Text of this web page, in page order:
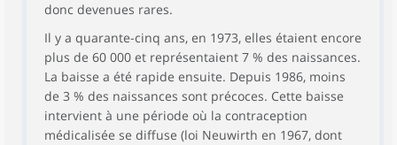
donc devenues rares.
Il y a quarante-cinq ans, en 1973, elles étaient encore
plus de 60 000 et représentaient 7 % des naissances.
La baisse a été rapide ensuite. Depuis 1986, moins
de 3 % des naissances sont précoces. Cette baisse
intervient à une période où la contraception
médicalisée se diffuse (loi Neuwirth en 1967, dont